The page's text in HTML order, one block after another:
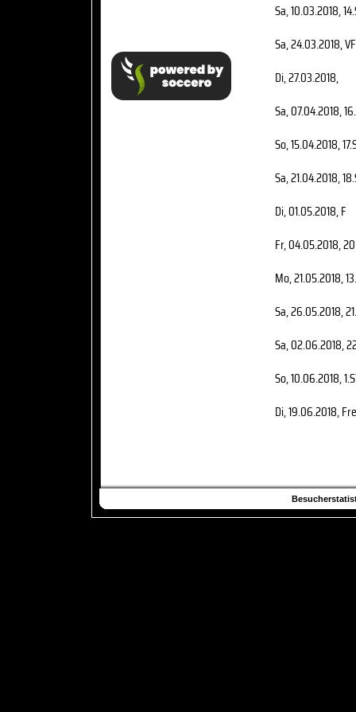
Sa, 10.03.2018,
Sa, 24.03.2018, VF
Di, 27.03.2018,
Sa, 07.04.2018,
So, 15.04.2018,
Sa, 21.04.2018,
Di, 01.05.2018, F
Fr, 04.05.2018,
Mo, 21.05.2018,
Sa, 26.05.2018,
Sa, 02.06.2018,
So, 10.06.2018,
Di, 19.06.2018,